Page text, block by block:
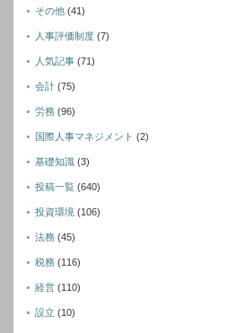
その他 (41)
人事評価制度 (7)
人気記事 (71)
会計 (75)
労務 (96)
国際人事マネジメント (2)
基礎知識 (3)
投稿一覧 (640)
投資環境 (106)
法務 (45)
税務 (116)
経営 (110)
設立 (10)